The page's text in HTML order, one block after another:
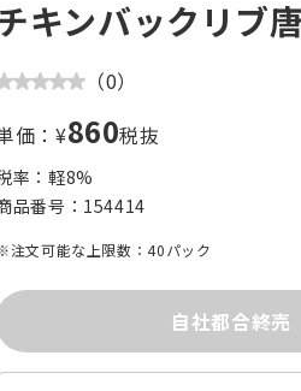
キンバックリブ
（0）
価：¥860税抜
率：軽8%
品番号： 154414
注文可能な上限数：40パック
自社都合終売